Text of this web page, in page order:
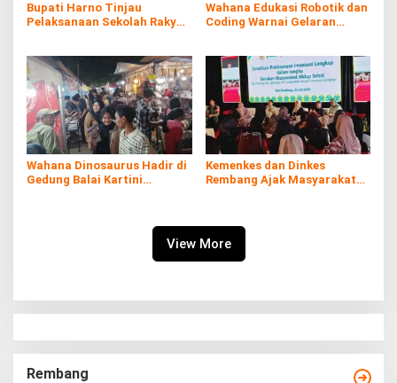
Bupati Harno Tinjau
Pelaksanaan Sekolah Rakyat
Wahana Edukasi Robotik dan
Coding Warnai Gelaran
Wahana Dinosaurus Hadir di
Gedung Balai Kartini
Kemenkes dan Dinkes
Rembang Ajak Masyarakat
View More
Rembang